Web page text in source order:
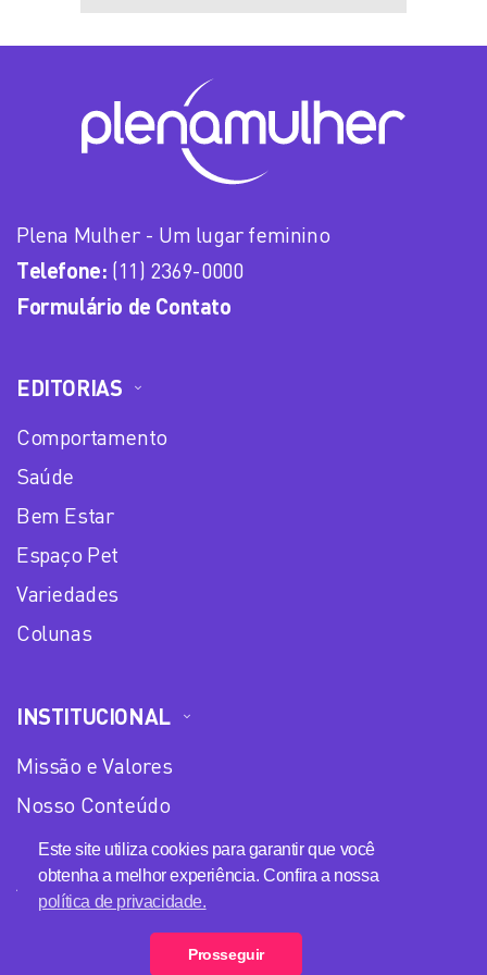
Este site utiliza cookies para garantir que você
obtenha a melhor experiência. Confira a nossa
política de privacidade.
Prosseguir
Plena Mulher - Um lugar feminino
Telefone: (11) 2369-0000
Formulário de Contato
EDITORIAS
Comportamento
Saúde
Bem Estar
Espaço Pet
Variedades
Colunas
INSTITUCIONAL
Missão e Valores
Nosso Conteúdo
Equipe
Anuncie no Plena Mulher
Loja Plena Mulher